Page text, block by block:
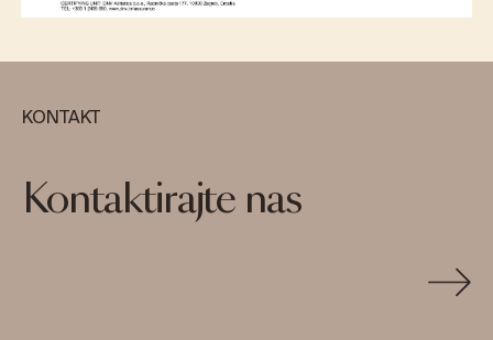
KONTAKT
Kontaktirajte nas